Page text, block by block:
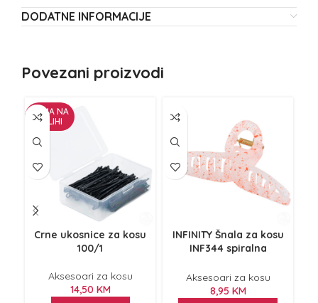
DODATNE INFORMACIJE
Povezani proizvodi
NEMA NA
ZALIHI
Crne ukosnice za kosu
100/1
Aksesoari za kosu
14,50 KM
INFINITY Šnala za kosu
INF344 spiralna
Aksesoari za kosu
8,95 KM